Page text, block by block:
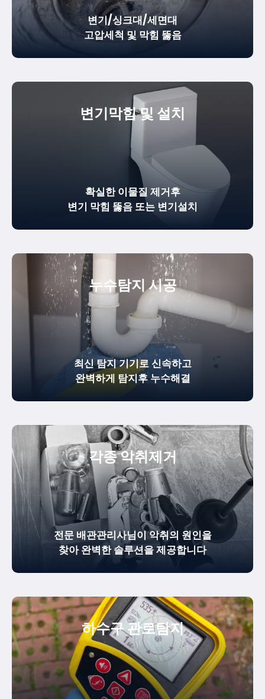
변기/싱크대/세면대
고압세척 및 막힘 뚫음
변기막힘 및 설치
확실한이물질 제거후
변기 막힘 뚫음 또는 변기설치
누수탐지 시공
최신 탐지 기기로 신속하고
완벽하게 탐지후 누수해결
각종 악취제거
전문 배관관리사님이 악취의 원인을
찾아 완벽한 솔루션을 제공합니다
하수구 관로탐지